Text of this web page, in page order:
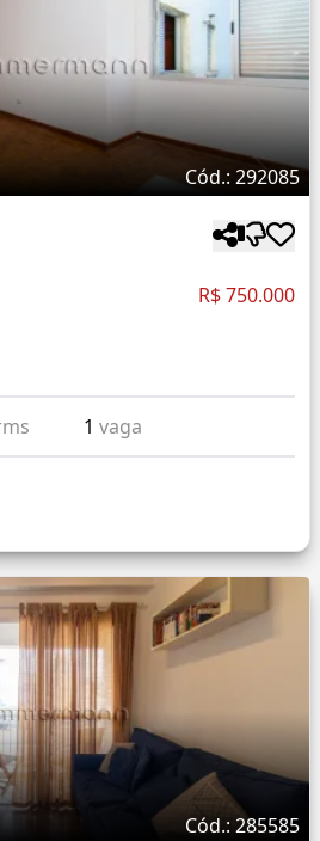
Cód.: 292085
R$ 750.000
1vaga
Cód.: 285585